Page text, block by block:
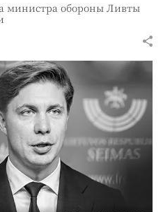
министра обороны Ливты